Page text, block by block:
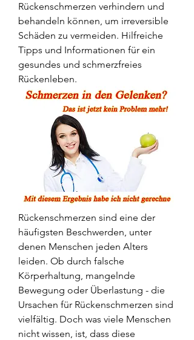
Rückenschmerzen verhindern und
behandeln können, um irreversible
Schäden zu vermeiden. Hilfreiche
Tipps und Informationen für ein
gesundes und schmerzfreies
Rückenleben.
Rückenschmerzen sind eine der
häufigsten Beschwerden, unter
denen Menschen jeden Alters
leiden. Ob durch falsche
Körperhaltung, mangelnde
Bewegung oder Überlastung - die
Ursachen für Rückenschmerzen sind
vielfältig. Doch was viele Menschen
nicht wissen, ist, dass diese